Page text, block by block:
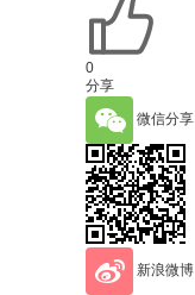
0
分享
微信分享
新浪微博